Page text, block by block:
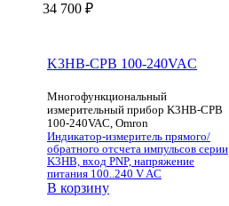
34 700 ₽
K3HB-CPB 100-240VAC
Многофункциональный
измерительный прибор K3HB-CPB
100-240VAC, Omron
Индикатор-измеритель прямого/
обратного отсчета импульсов серии
K3HB, вход PNP, напряжение
питания 100..240 V AC
В корзину